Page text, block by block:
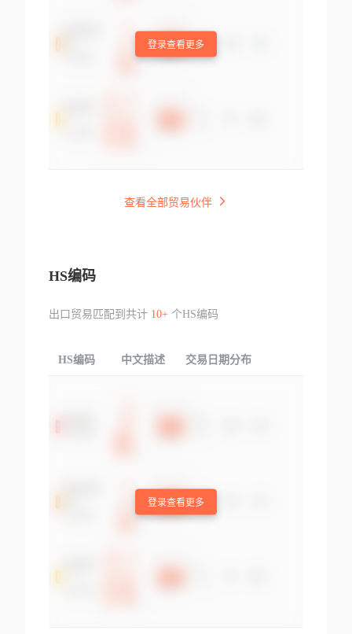
登录查看更多
查看全部贸易伙伴
HS编码
出口贸易匹配到共计 10+个HS编码
HS编码 中文描述 交易日期分布
登录查看更多